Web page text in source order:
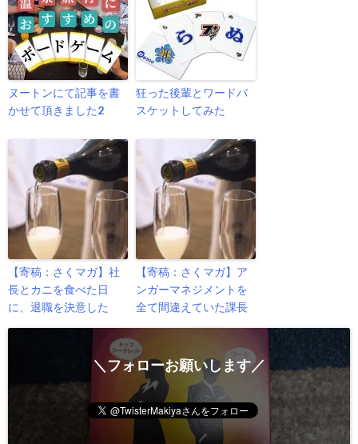
ヌートンにて記事を書
かせて頂きました2
狂った後輩とワードバ
スケットしてみた
【寄稿：さくマガ】社
長とカニを食べた日
に、退職を決意した
【寄稿：さくマガ】ア
ンガーマネジメントを
全て間違えていた課長
＼フォローお願いします／